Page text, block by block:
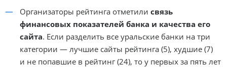
Организаторы рейтинга отметили связь
финансовых показателей банка и качества его
сайта. Если разделить все уральские банки на три
категории — лучшие сайты рейтинга (5), худшие (7)
и не попавшие в рейтинг (24), то у первых за пять лет